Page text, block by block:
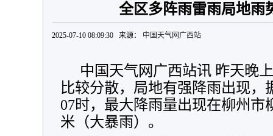
全区多阵雨雷雨局地雨
2025-07-10 08:09:30 来源： 中国天气网广西站
中国天气网广西站讯 昨天晚
比较分散，局地有强降雨出现，
07时，最大降雨量出现在柳州市
米（大暴雨）。